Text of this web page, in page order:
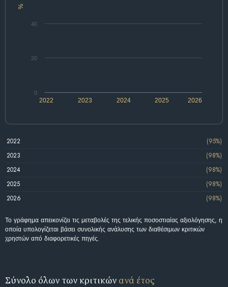
%
2022 2024 2026
2023 2025
0
20
40
2022
(95%)
2023
(98%)
2024
(98%)
2025
(98%)
2026
(98%)
Το γράφημα απεικονίζει τις μεταβολές της τελικής ποσοστιαίας αξιολόγησης, η
οποία υπολογίζεται βάσει συνολικής ανάλυσης των διαθέσιμων κριτικών
χρηστών από διαφορετικές πηγές.
Σύνολο όλων των κριτικών ανά έτος